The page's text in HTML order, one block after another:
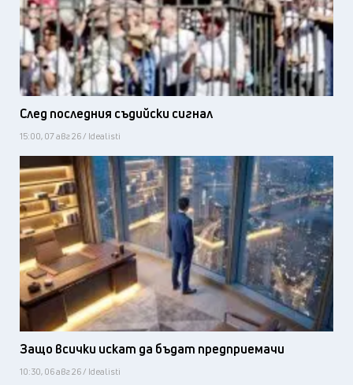
След последния съдийски сигнал
15:00, 07 авг 26 / Idealisti
Защо всички искат да бъдат предприемачи
10:30, 06 авг 26 / Idealisti